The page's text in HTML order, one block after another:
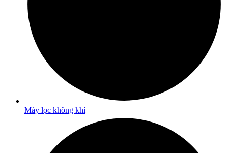
Máy lọc không khí